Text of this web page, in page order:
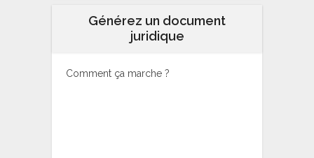
Générez un document
juridique
Comment ça marche ?